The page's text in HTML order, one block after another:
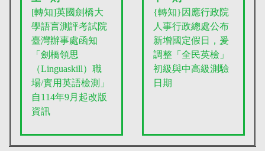
[轉知]英國劍橋大
學語言測評考試院
臺灣辦事處函知
「劍橋領思
（Linguaskill）職
場/實用英語檢測」
自114年9月起改版
資訊
{轉知}因應行政院
人事行政總處公布
新增國定假日，爰
調整「全民英檢」
初級與中高級測驗
日期